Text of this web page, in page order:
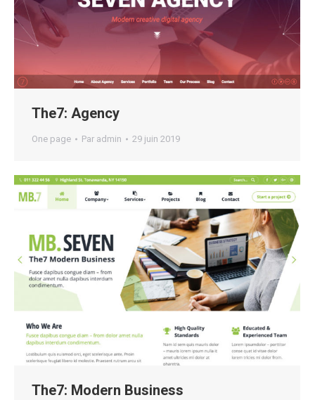
The7: Agency
One page Par admin 29 juin 2019
The7: Modern Business